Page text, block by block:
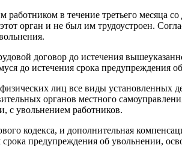
в течение третьего месяца
орган и не был им трудоустроен.
договор до истечения
до истечения срока предупреждения
лиц все виды установленных
органов местного
с увольнением работников.
кодекса, и дополнительная
предупреждения об увольнении,